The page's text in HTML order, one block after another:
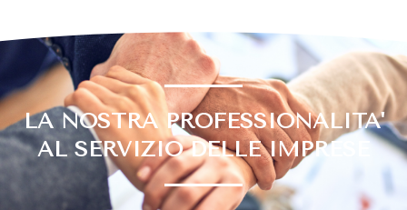
LA NOSTRA PROFESSIONALITA'
AL SERVIZIO DELLE IMPRESE